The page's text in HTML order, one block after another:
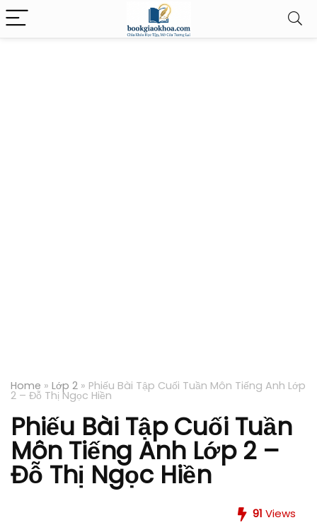
Home » Lớp 2 » Phiếu Bài Tập Cuối Tuần Môn Tiếng Anh Lớp
2 – Đỗ Thị Ngọc Hiền
Phiếu Bài Tập Cuối Tuần
Môn Tiếng Anh Lớp 2 –
Đỗ Thị Ngọc Hiền
91 Views